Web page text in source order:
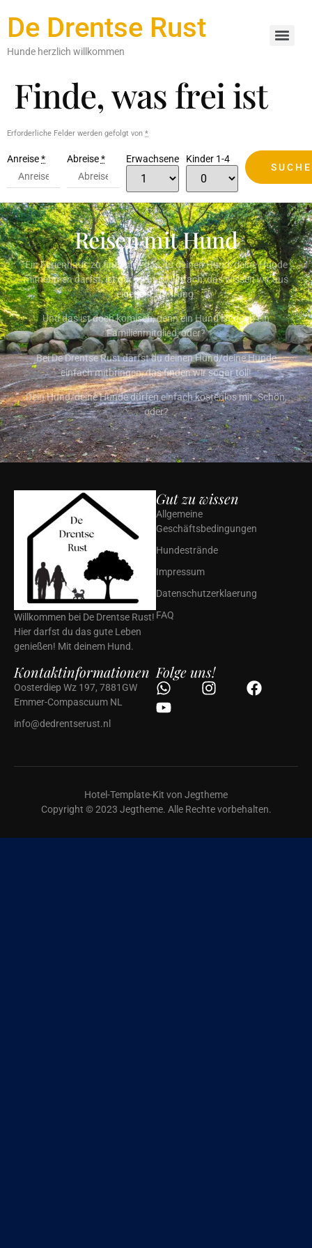
De Drentse Rust
Hunde herzlich willkommen
Finde, was frei ist
Erforderliche Felder werden gefolgt von *
Anreise* Abreise* Erwachsene Kinder 1-4
Reisen mit Hund
Ein Ferienhaus zu finden, in das du deinen Hund/deine Hunde
mitnehmen darfst, ist gar nicht so einfach, das wissen wir aus
eigener Erfahrung.
Und das ist doch komisch, denn ein Hund ist doch ein
Familienmitglied, oder?
Bei De Drentse Rust darfst du deinen Hund/deine Hunde
einfach mitbringen, das finden wir sogar toll!
Dein Hund/deine Hunde dürfen einfach kostenlos mit. Schön,
oder?
Willkommen bei De Drentse Rust!
Hier darfst du das gute Leben
genießen! Mit deinem Hund.
Gut zu wissen
Allgemeine
Geschäftsbedingungen
Hundestrände
Impressum
Datenschutzerklaerung
FAQ
Kontaktinformationen
Oosterdiep Wz 197, 7881GW
Emmer-Compascuum NL
info@dedrentserust.nl
Folge uns!
Hotel-Template-Kit von Jegtheme
Copyright © 2023 Jegtheme. Alle Rechte vorbehalten.